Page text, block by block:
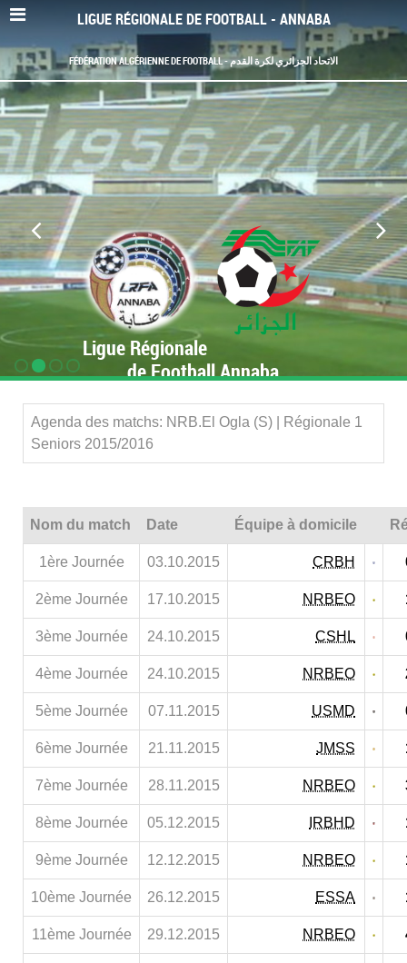
LIGUE RÉGIONALE DE FOOTBALL - ANNABA
FÉDÉRATION ALGÉRIENNE DE FOOTBALL - الاتحاد الجزائري لكرة القدم
Ligue Régionale
de Football Annaba
Agenda des matchs: NRB.El Ogla (S) | Régionale 1
Seniors 2015/2016
Nom du match Date Équipe à domicile
1ère Journée 03.10.2015 CRBH
2ème Journée 17.10.2015 NRBEO
3ème Journée 24.10.2015 CSHL
4ème Journée 24.10.2015 NRBEO
5ème Journée 07.11.2015 USMD
6ème Journée 21.11.2015 JMSS
7ème Journée 28.11.2015 NRBEO
8ème Journée 05.12.2015 IRBHD
9ème Journée 12.12.2015 NRBEO
10ème Journée 26.12.2015 ESSA
11ème Journée 29.12.2015 NRBEO